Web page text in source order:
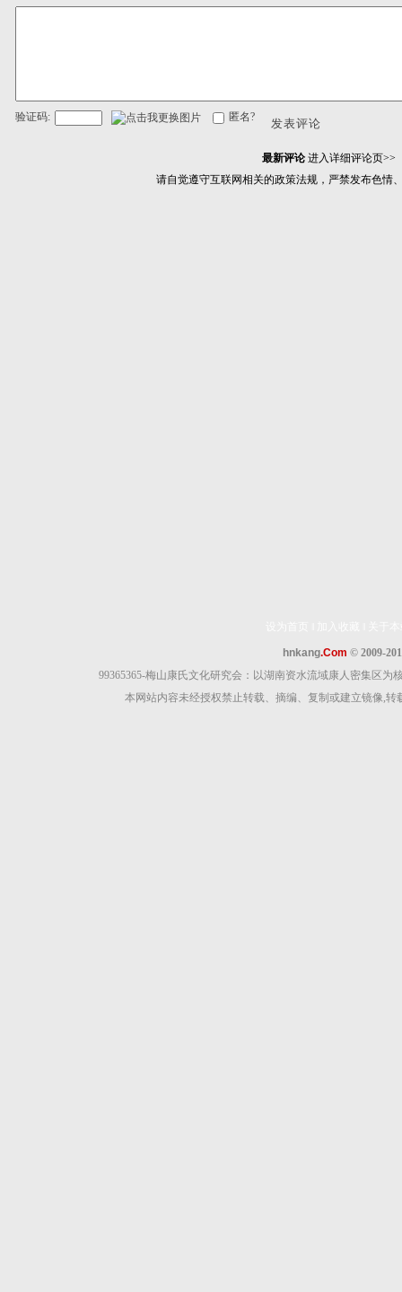
验证码: 匿名? 发表评论
最新评论 进入详细评论页>>
请自觉遵守互联网相关的政策法规，严禁发布色情
hnkang.Com © 2009-
99365365-梅山康氏文化研究会：以湖南资水流域康人密集区
本网站内容未经授权禁止转载、摘编、复制或建立镜像,